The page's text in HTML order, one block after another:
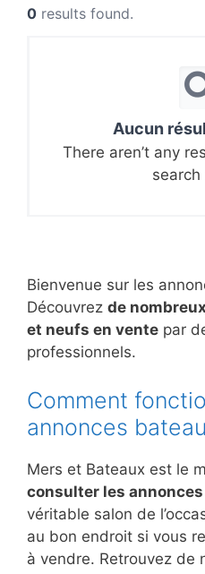
0 results found.
Aucun
There aren’t any
search
Bienvenue sur les
Découvrez de
et neufs en vente par
professionnels.
Comment
annonces
Mers et Bateaux est le
consulter les
véritable salon de
au bon endroit si vous
à vendre. Retrouvez de